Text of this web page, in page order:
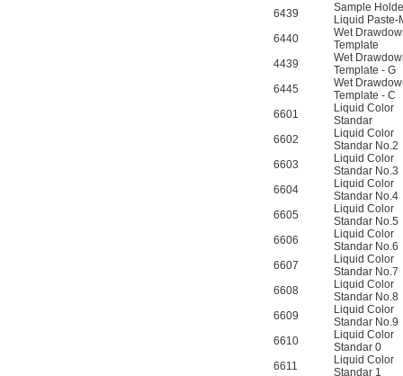
6439
Sample
Liquid Paste-
6440
Wet
Template
4439
Wet
Template - G
6445
Wet
Template - C
6601
Liquid Color
Standar
6602
Liquid Color
Standar No.2
6603
Liquid Color
Standar No.3
6604
Liquid Color
Standar No.4
6605
Liquid Color
Standar No.5
6606
Liquid Color
Standar No.6
6607
Liquid Color
Standar No.7
6608
Liquid Color
Standar No.8
6609
Liquid Color
Standar No.9
6610
Liquid Color
Standar 0
6611
Liquid Color
Standar 1